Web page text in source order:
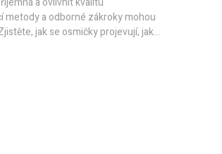
metody a odborné zákroky mohou
jak se osmičky projevují, jaké